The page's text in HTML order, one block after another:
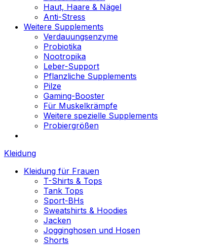
Haut, Haare & Nägel
Anti-Stress
Weitere Supplements
Verdauungsenzyme
Probiotika
Nootropika
Leber-Support
Pflanzliche Supplements
Pilze
Gaming-Booster
Für Muskelkrämpfe
Weitere spezielle Supplements
Probiergrößen
Kleidung
Kleidung für Frauen
T-Shirts & Tops
Tank Tops
Sport-BHs
Sweatshirts & Hoodies
Jacken
Jogginghosen und Hosen
Shorts